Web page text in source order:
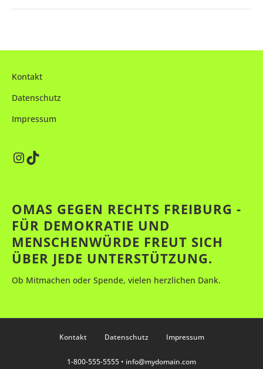
Kontakt
Datenschutz
Impressum
Instagram
TikTok
OMAS GEGEN RECHTS FREIBURG -
FÜR DEMOKRATIE UND
MENSCHENWÜRDE FREUT SICH
ÜBER JEDE UNTERSTÜTZUNG.
Ob Mitmachen oder Spende, vielen herzlichen Dank.
Kontakt Datenschutz Impressum
1-800-555-5555 • info@mydomain.com